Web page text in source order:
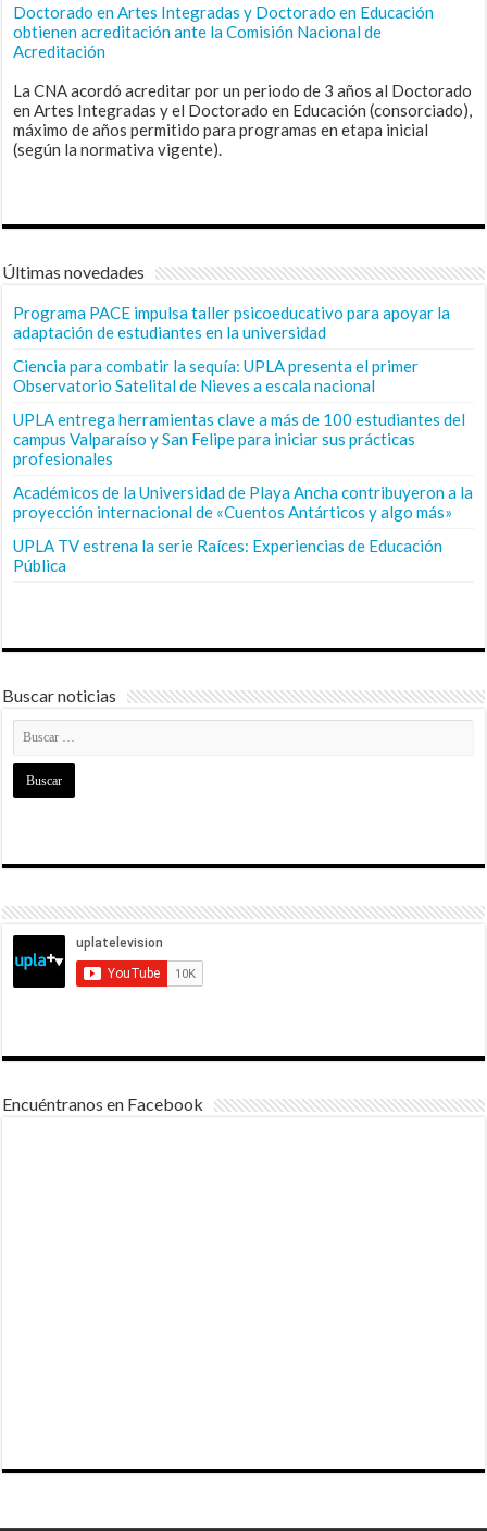
Doctorado en Artes Integradas y Doctorado en Educación
obtienen acreditación ante la Comisión Nacional de
Acreditación
La CNA acordó acreditar por un periodo de 3 años al Doctorado
en Artes Integradas y el Doctorado en Educación (consorciado),
máximo de años permitido para programas en etapa inicial
(según la normativa vigente).
Últimas novedades
Programa PACE impulsa taller psicoeducativo para apoyar la
adaptación de estudiantes en la universidad
Ciencia para combatir la sequía: UPLA presenta el primer
Observatorio Satelital de Nieves a escala nacional
UPLA entrega herramientas clave a más de 100 estudiantes del
campus Valparaíso y San Felipe para iniciar sus prácticas
profesionales
Académicos de la Universidad de Playa Ancha contribuyeron a la
proyección internacional de «Cuentos Antárticos y algo más»
UPLA TV estrena la serie Raíces: Experiencias de Educación
Pública
Buscar noticias
Encuéntranos en Facebook